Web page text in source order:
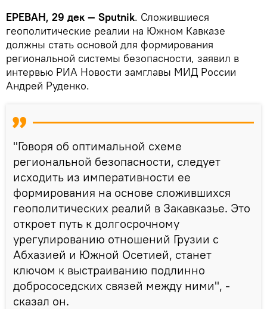
ЕРЕВАН, 29 дек — Sputnik. Сложившиеся
геополитические реалии на Южном Кавказе
должны стать основой для формирования
региональной системы безопасности, заявил в
интервью РИА Новости замглавы МИД России
Андрей Руденко.
"Говоря об оптимальной схеме
региональной безопасности, следует
исходить из императивности ее
формирования на основе сложившихся
геополитических реалий в Закавказье. Это
откроет путь к долгосрочному
урегулированию отношений Грузии с
Абхазией и Южной Осетией, станет
ключом к выстраиванию подлинно
добрососедских связей между ними", -
сказал он.